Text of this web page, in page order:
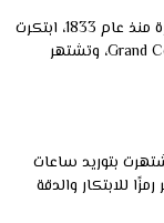
تعد من أقدم دور صناعة الساعات السويسرية الفاخرة منذ عام 1833، ابتكرت
تصاميم معقدة مثل Complications وGrand Complications، وتشتهر
اشتهرت بتوريد ساعات
بما في ذلك القمر عام 1969 تعتبر رمزًا للابتكار والدقة